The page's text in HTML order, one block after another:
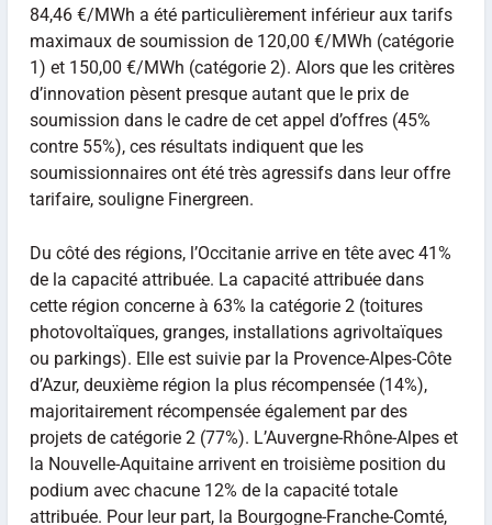
84,46 €/MWh a été particulièrement inférieur aux tarifs
maximaux de soumission de 120,00 €/MWh (catégorie
1) et 150,00 €/MWh (catégorie 2). Alors que les critères
d’innovation pèsent presque autant que le prix de
soumission dans le cadre de cet appel d’offres (45%
contre 55%), ces résultats indiquent que les
soumissionnaires ont été très agressifs dans leur offre
tarifaire, souligne Finergreen.
Du côté des régions, l’Occitanie arrive en tête avec 41%
de la capacité attribuée. La capacité attribuée dans
cette région concerne à 63% la catégorie 2 (toitures
photovoltaïques, granges, installations agrivoltaïques
ou parkings). Elle est suivie par la Provence-Alpes-Côte
d’Azur, deuxième région la plus récompensée (14%),
majoritairement récompensée également par des
projets de catégorie 2 (77%). L’Auvergne-Rhône-Alpes et
la Nouvelle-Aquitaine arrivent en troisième position du
podium avec chacune 12% de la capacité totale
attribuée. Pour leur part, la Bourgogne-Franche-Comté,